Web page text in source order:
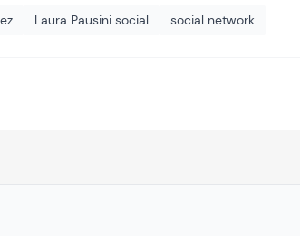
Laura Pausini social social network